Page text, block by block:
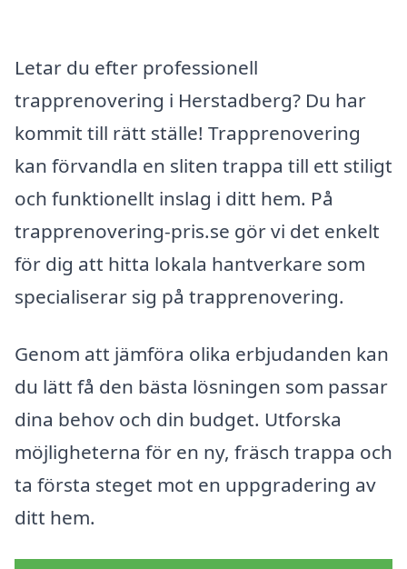
Letar du efter professionell
trapprenovering i Herstadberg? Du har
kommit till rätt ställe! Trapprenovering
kan förvandla en sliten trappa till ett stiligt
och funktionellt inslag i ditt hem. På
trapprenovering-pris.se gör vi det enkelt
för dig att hitta lokala hantverkare som
specialiserar sig på trapprenovering.
Genom att jämföra olika erbjudanden kan
du lätt få den bästa lösningen som passar
dina behov och din budget. Utforska
möjligheterna för en ny, fräsch trappa och
ta första steget mot en uppgradering av
ditt hem.